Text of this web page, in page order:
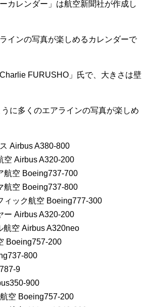
カレンダー」は航空新聞社が作成し
インの写真が楽しめるカレンダーで
FURUSHO」氏で、大きさは壁
に多くのエアラインの写真が楽しめ
Airbus A380-800
空 Airbus A320-200
航空 Boeing737-700
航空 Boeing737-800
ィック航空 Boeing777-300
ー Airbus A320-200
航空 Airbus A320neo
Boeing757-200
800
9
900
空 Boeing757-200